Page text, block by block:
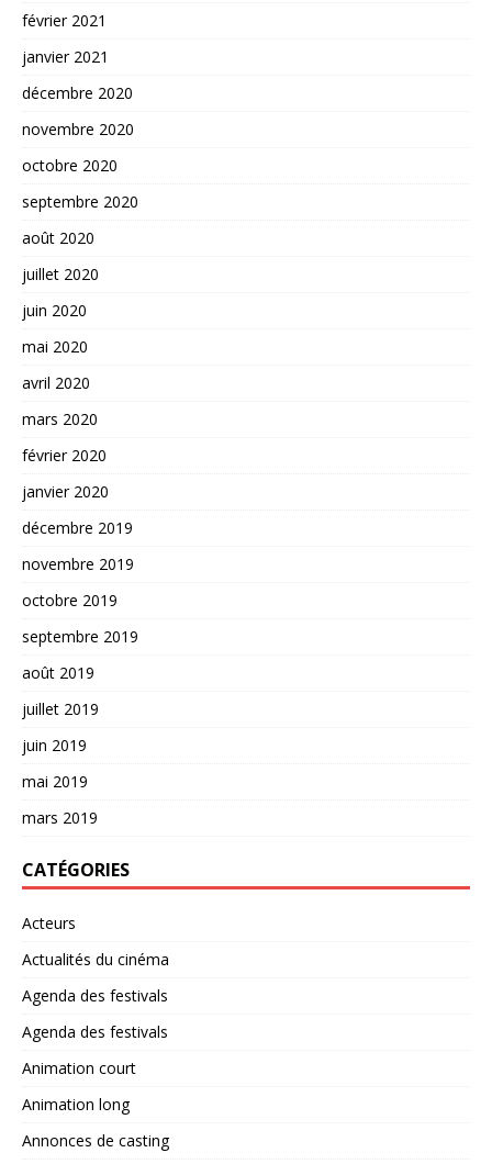
février 2021
janvier 2021
décembre 2020
novembre 2020
octobre 2020
septembre 2020
août 2020
juillet 2020
juin 2020
mai 2020
avril 2020
mars 2020
février 2020
janvier 2020
décembre 2019
novembre 2019
octobre 2019
septembre 2019
août 2019
juillet 2019
juin 2019
mai 2019
mars 2019
CATÉGORIES
Acteurs
Actualités du cinéma
Agenda des festivals
Agenda des festivals
Animation court
Animation long
Annonces de casting